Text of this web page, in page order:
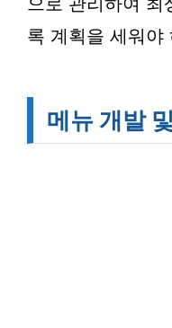
록 계획을 세워야
메뉴 개발